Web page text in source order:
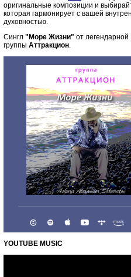
оригинальные композиции и
которая гармонирует с вашей
духовностью.
Сингл "Море Жизни" от легендарной
группы Аттракцион.
YOUTUBE MUSIC